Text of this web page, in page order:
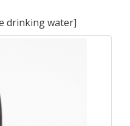
drinking water]